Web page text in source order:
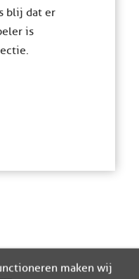
blij dat er
is
maken wij